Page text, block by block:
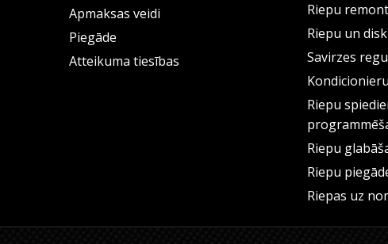
Apmaksas veidi
Piegāde
Atteikuma tiesības
Riepu
Riepu un
Savirzes
Riepu
Riepu
Riepu
Riepas uz